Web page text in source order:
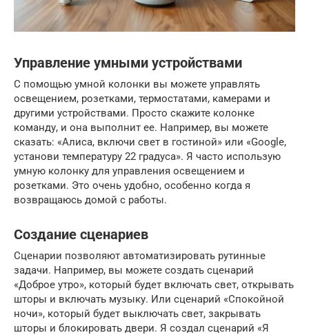
Управление умными устройствами
С помощью умной колонки вы можете управлять
освещением, розетками, термостатами, камерами и
другими устройствами. Просто скажите колонке
команду, и она выполнит ее. Например, вы можете
сказать: «Алиса, включи свет в гостиной» или «Google,
установи температуру 22 градуса». Я часто использую
умную колонку для управления освещением и
розетками. Это очень удобно, особенно когда я
возвращаюсь домой с работы.
Создание сценариев
Сценарии позволяют автоматизировать рутинные
задачи. Например, вы можете создать сценарий
«Доброе утро», который будет включать свет, открывать
шторы и включать музыку. Или сценарий «Спокойной
ночи», который будет выключать свет, закрывать
шторы и блокировать двери. Я создал сценарий «Я